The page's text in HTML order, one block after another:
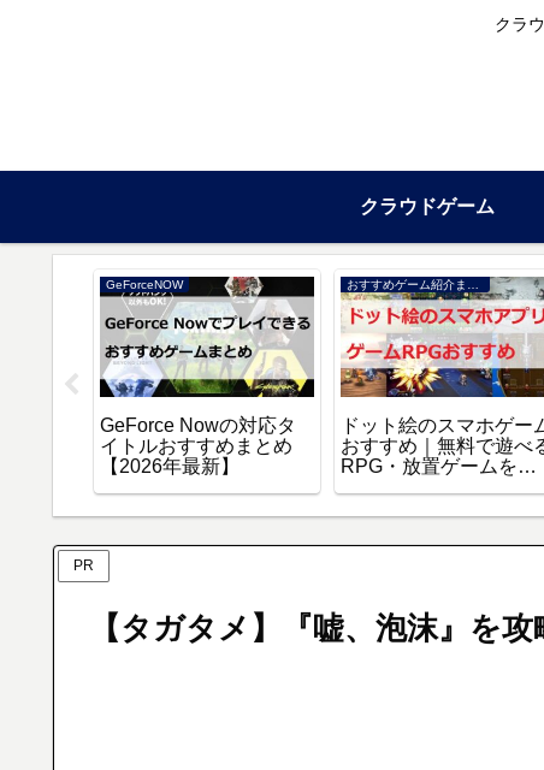
クラ
クラウドゲーム
GeForceNOW
GeForce Nowの対応タ
イトルおすすめまとめ
【2026年最新】
おすすめゲーム紹介まとめ
ドット絵のスマホゲー
おすすめ｜無料で遊べ
RPG・放置ゲームを厳
PR
【タガタメ】『嘘、泡沫』を